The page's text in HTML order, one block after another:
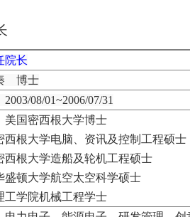
院长
博士
2003/08/01~2006/07/31
美国密西根大学博士
西根大学电脑、资讯及控制工程硕士
西根大学造船及轮机工程硕士
盛顿大学航空太空科学硕士
工学院机械工程学士